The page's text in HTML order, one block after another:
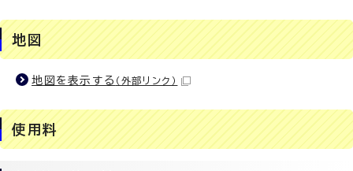
地図
地図を表示する （外部リンク）
使用料